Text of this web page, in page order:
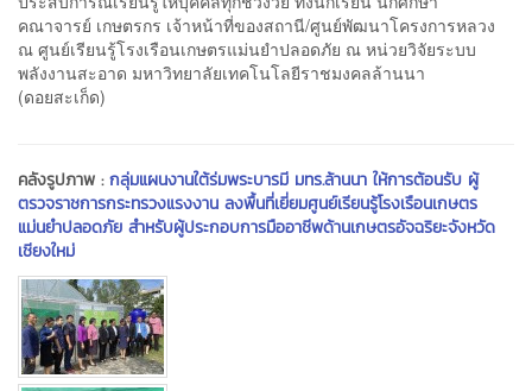
คณาจารย์ เกษตรกร เจ้าหน้าที่ของสถานี/ศูนย์พัฒนาโครงการหลวง
ณ ศูนย์เรียนรู้โรงเรือนเกษตรแม่นยำปลอดภัย ณ หน่วยวิจัยระบบ
พลังงานสะอาด มหาวิทยาลัยเทคโนโลยีราชมงคลล้านนา
(ดอยสะเก็ด)
คลังรูปภาพ :กลุ่มแผนงานใต้ร่มพระบารมี มทร.ล้านนา ให้การต้อนรับ ผู้
ตรวจราชการกระทรวงแรงงาน ลงพื้นที่เยี่ยมศูนย์เรียนรู้โรงเรือนเกษตร
แม่นยำปลอดภัย สำหรับผู้ประกอบการมืออาชีพด้านเกษตรอัจฉริยะจังหวัด
เชียงใหม่